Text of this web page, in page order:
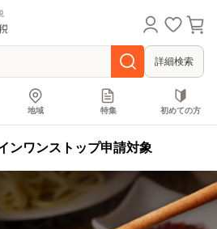
詳細検索
地域 特集 初めての方
ンワンストップ申請対象